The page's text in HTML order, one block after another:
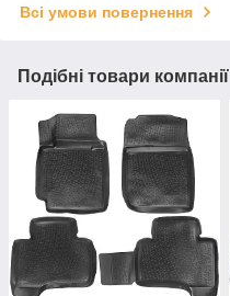
Всі умови повернення
Подібні товари компанії